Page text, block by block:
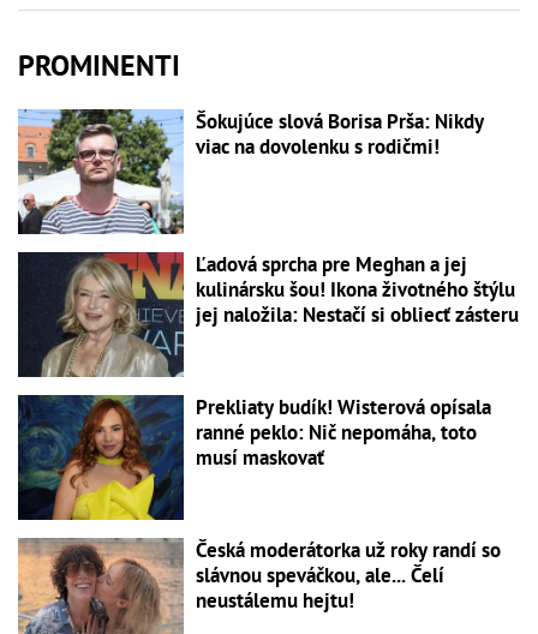
PROMINENTI
Šokujúce slová Borisa Prša: Nikdy
viac na dovolenku s rodičmi!
Ľadová sprcha pre Meghan a jej
kulinársku šou! Ikona životného štýlu
jej naložila: Nestačí si obliecť zásteru
Prekliaty budík! Wisterová opísala
ranné peklo: Nič nepomáha, toto
musí maskovať
Česká moderátorka už roky randí so
slávnou speváčkou, ale... Čelí
neustálemu hejtu!